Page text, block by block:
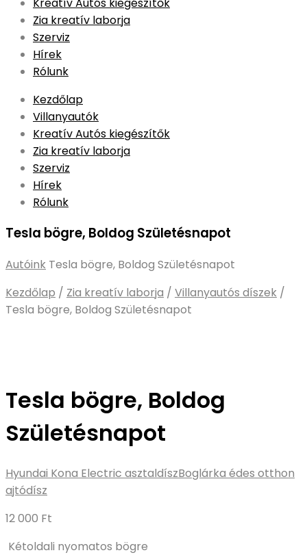
Zia kreatív laborja
Szerviz
Hírek
Rólunk
Kezdőlap
Villanyautók
Kreatív Autós kiegészítők
Zia kreatív laborja
Szerviz
Hírek
Rólunk
Tesla bögre, Boldog Születésnapot
Autóink Tesla bögre, Boldog Születésnapot
Kezdőlap / Zia kreatív laborja / Villanyautós díszek /
Tesla bögre, Boldog Születésnapot
Tesla bögre, Boldog
Születésnapot
Hyundai Kona Electric asztaldíszBoglárka édes otthon
ajtódísz
12 000 Ft
Kétoldali nyomatos bögre